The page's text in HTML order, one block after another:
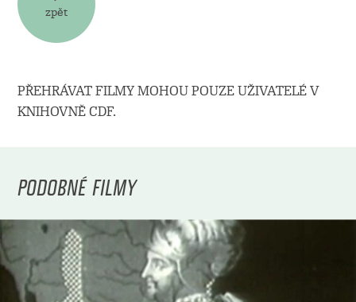
zpět
PŘEHRÁVAT FILMY MOHOU POUZE UŽIVATELÉ V
KNIHOVNĚ CDF.
PODOBNÉ FILMY